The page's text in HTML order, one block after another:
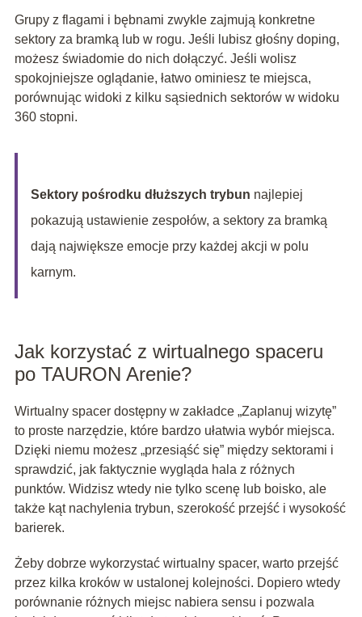
Grupy z flagami i bębnami zwykle zajmują konkretne
sektory za bramką lub w rogu. Jeśli lubisz głośny doping,
możesz świadomie do nich dołączyć. Jeśli wolisz
spokojniejsze oglądanie, łatwo ominiesz te miejsca,
porównując widoki z kilku sąsiednich sektorów w widoku
360 stopni.
Sektory pośrodku dłuższych trybun najlepiej
pokazują ustawienie zespołów, a sektory za bramką
dają największe emocje przy każdej akcji w polu
karnym.
Jak korzystać z wirtualnego spaceru
po TAURON Arenie?
Wirtualny spacer dostępny w zakładce „Zaplanuj wizytę”
to proste narzędzie, które bardzo ułatwia wybór miejsca.
Dzięki niemu możesz „przesiąść się” między sektorami i
sprawdzić, jak faktycznie wygląda hala z różnych
punktów. Widzisz wtedy nie tylko scenę lub boisko, ale
także kąt nachylenia trybun, szerokość przejść i wysokość
barierek.
Żeby dobrze wykorzystać wirtualny spacer, warto przejść
przez kilka kroków w ustalonej kolejności. Dopiero wtedy
porównanie różnych miejsc nabiera sensu i pozwala